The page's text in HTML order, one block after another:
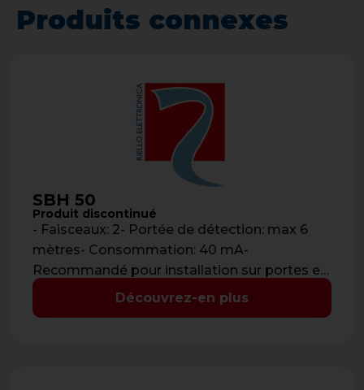
Produits connexes
SBH 50
Produit discontinué
- Faisceaux: 2- Portée de détection: max 6
mètres- Consommation: 40 mA-
Recommandé pour installation sur portes et
fenetres- Fonctions: …Découvrez-en plus